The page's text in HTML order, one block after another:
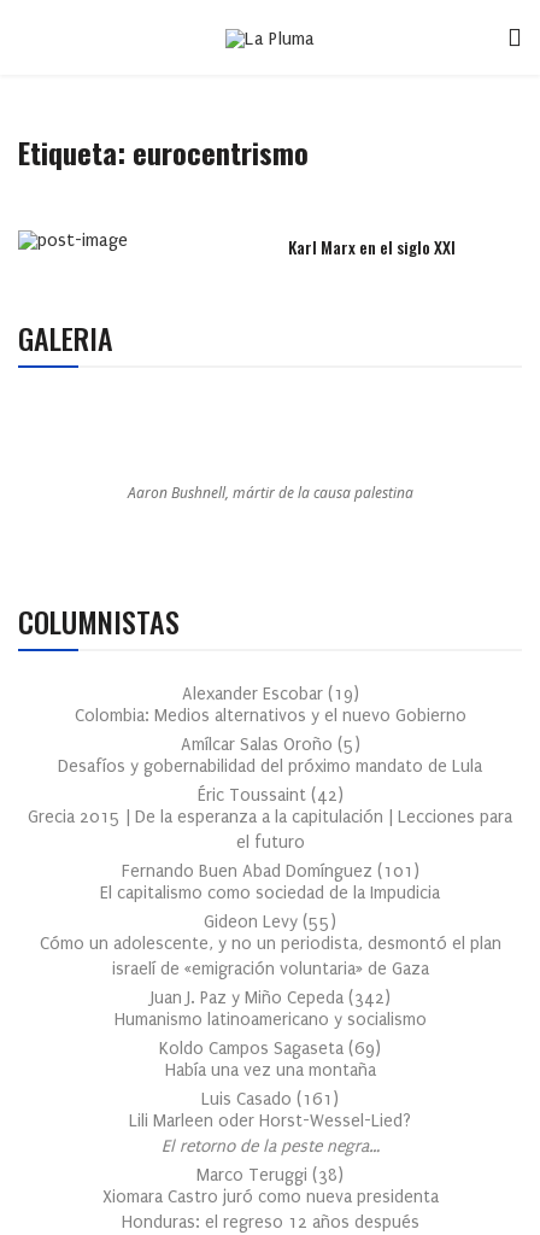
Etiqueta: eurocentrismo
Karl Marx en el siglo XXI
GALERIA
Aaron Bushnell, mártir de la causa palestina
COLUMNISTAS
Alexander Escobar (19)
Colombia: Medios alternativos y el nuevo Gobierno
Amílcar Salas Oroño (5)
Desafíos y gobernabilidad del próximo mandato de Lula
Éric Toussaint (42)
Grecia 2015 | De la esperanza a la capitulación | Lecciones para
el futuro
Fernando Buen Abad Domínguez (101 )
El capitalismo como sociedad de la Impudicia
Gideon Levy (55)
Cómo un adolescente, y no un periodista, desmontó el plan
israelí de «emigración voluntaria» de Gaza
Juan J. Paz y Miño Cepeda (342)
Humanismo latinoamericano y socialismo
Koldo Campos Sagaseta (69)
Había una vez una montaña
Luis Casado (161 )
Lili Marleen oder Horst-Wessel-Lied?
El retorno de la peste negra…
Marco Teruggi (38)
Xiomara Castro juró como nueva presidenta
Honduras: el regreso 12 años después